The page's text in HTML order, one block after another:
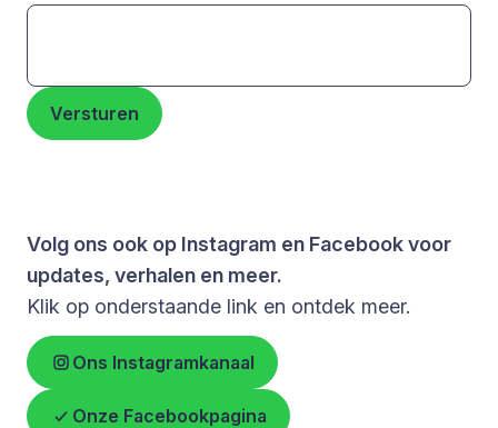
Versturen
Volg ons ook op Instagram en Facebook voor
updates, verhalen en meer.
Klik op onderstaande link en ontdek meer.
Ons Instagramkanaal
Onze Facebookpagina